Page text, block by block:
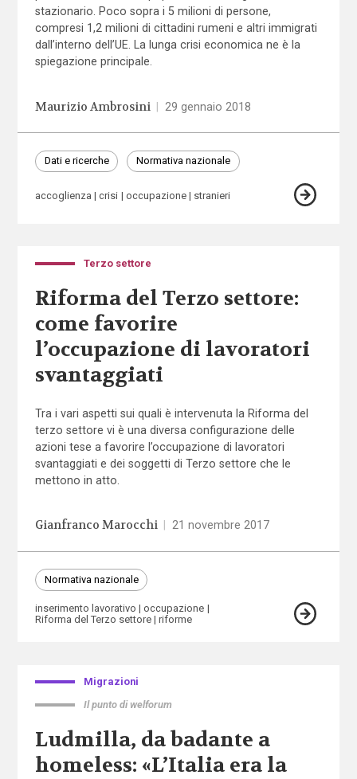
stazionario. Poco sopra i 5 milioni di persone,
compresi 1,2 milioni di cittadini rumeni e altri immigrati
dall’interno dell’UE. La lunga crisi economica ne è la
spiegazione principale.
Maurizio Ambrosini | 29 gennaio 2018
Dati e ricerche Normativa nazionale
accoglienza crisi occupazione stranieri
Terzo settore
Riforma del Terzo settore:
come favorire
l’occupazione di lavoratori
svantaggiati
Tra i vari aspetti sui quali è intervenuta la Riforma del
terzo settore vi è una diversa configurazione delle
azioni tese a favorire l’occupazione di lavoratori
svantaggiati e dei soggetti di Terzo settore che le
mettono in atto.
Gianfranco Marocchi 21 novembre 2017
Normativa nazionale
inserimento lavorativo
occupazione
Riforma del Terzo settore
riforme
Migrazioni
Il punto di welforum
Ludmilla, da badante a
homeless: «L’Italia era la